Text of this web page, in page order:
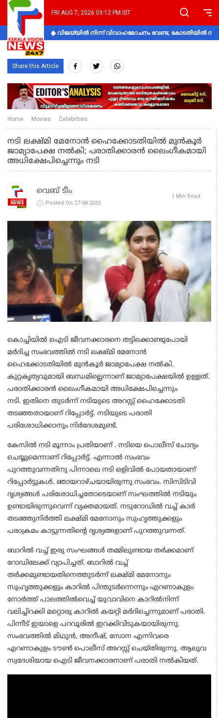
FRI AUG 7, 2026 09:12 PM IST
വിജയ്‌യിൽ നിന്ന് വിവാഹമോചനം വേണ്ട; കോടതിയിൽ
Share this Article
Home Movies Celebrities
നടി ലക്ഷ്മി മേനോൻ ഹൈക്കോടതിയിൽ മുൻ‌കൂർ
ജാമ്യാപേക്ഷ നൽകി; പരാതിക്കാരൻ ലൈംഗീകമായി
അധിക്ഷേപിച്ചെന്നും നടി
വെബ് ടീം
Posted On 27-08-2025
1 Min Read
കൊച്ചിയിൽ ഐടി ജീവനക്കാരനെ തട്ടിക്കൊണ്ടുപോയി
മർദിച്ച സംഭവത്തിൽ നടി ലക്ഷ്മി മേനോൻ
ഹൈക്കോടതിയിൽ മുൻ‌കൂർ ജാമ്യാപേക്ഷ നൽകി.
കുറ്റകൃത്യവുമായി ബന്ധമില്ലെന്നാണ് ജാമ്യാപേക്ഷയിൽ ഉള്ളത്.
പരാതിക്കാരൻ ലൈംഗീകമായി അധിക്ഷേപിച്ചെന്നും
നടി. ഇതിനെ തുടർന്ന് നടിയുടെ അറസ്റ്റ് ഹൈക്കോടതി
തടഞ്ഞതായാണ് റിപ്പോർട്ട്. നടിയുടെ പരാതി
പരിശോധിക്കാനും നിർദേശമുണ്ട്.
കേസിൽ നടി മൂന്നാം പ്രതിയാണ് . നടിയെ പൊലീസ് ചോദ്യം
ചെയ്യുമെന്നാണ് റിപ്പോർട്ട്. എന്നാൽ സംഭവം
പുറത്തുവന്നതിനു പിന്നാലെ നടി ഒളിവിൽ പോയതായാണ്
റിപ്പോർട്ടുകൾ. ഞായറാഴ്ചയായിരുന്നു സംഭവം. സിസിടിവി
ദൃശ്യങ്ങൾ പരിശോധിച്ചതോടെയാണ് സംഘത്തിൽ നടിയും
ഉണ്ടായിരുന്നുവെന്ന് വ്യക്തമായത്. നടുറോഡിൽ വച്ച് കാർ
തടഞ്ഞുനിർത്തി ലക്ഷ്മി മേനോനും സുഹൃത്തുക്കളും
പരാക്രമം കാട്ടുന്നതിന്റെ ദൃശ്യങ്ങളാണ് പുറത്തുവന്നത്.
ബാറിൽ വച്ച് ഇരു സംഘങ്ങൾ തമ്മിലുണ്ടായ തർക്കമാണ്
റോഡിലേക്ക് വ്യാപിച്ചത്. ബാറിൽ‌ വച്ച്
തർ‌ക്കമുണ്ടായതിനെത്തുടർന്ന് ലക്ഷ്മി മേനോനും
സുഹൃത്തുക്കളും കാറിൽ പിന്തുടർന്നെന്നും എറണാകുളം
നോർത്ത് പാലത്തിൽവെച്ച് യുവാവിനെ കാറിൽനിന്ന്
വലിച്ചിറക്കി മറ്റൊരു കാറിൽ കയറ്റി മർദിച്ചെന്നുമാണ് പരാതി.
പിന്നീട് ഇയാളെ പറവൂരിൽ ഇറക്കിവിടുകയായിരുന്നു.
സംഭവത്തിൽ മിഥുൻ, അനീഷ്, സോന എന്നിവരെ
എറണാകുളം ടൗൺ പൊലീസ് അറസ്റ്റ് ചെയ്തിരുന്നു. ആലുവ
സ്വദേശിയായ ഐടി ജീവനക്കാരനാണ് പരാതി നൽകിയത്.